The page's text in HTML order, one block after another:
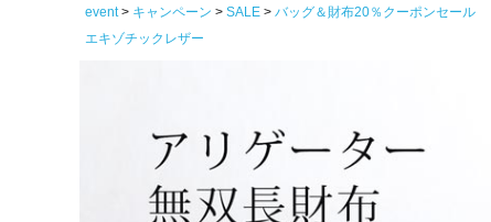
event
キャンペーン SALE
バッグ＆財布20％クーポンセール
エキゾチックレザー